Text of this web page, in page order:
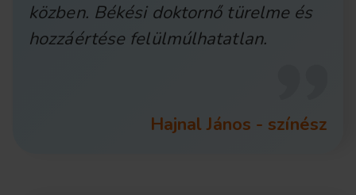
közben. Békési doktornő türelme és
hozzáértése felülmúlhatatlan.
Hajnal János - színész